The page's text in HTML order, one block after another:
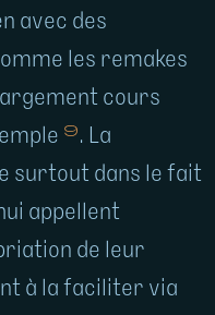
avec des
les remakes
cours
9 . La
surtout dans le fait
appellent
de leur
à la faciliter via